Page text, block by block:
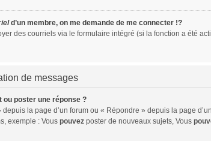
d’un membre, on me demande de me connecter !?
des courriels via le formulaire intégré (si la fonction a été
de messages
poster une réponse ?
la page d’un forum ou « Répondre » depuis la page
exemple : Vous pouvezposter de nouveaux sujets, Vous